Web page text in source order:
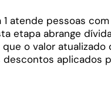
atende pessoas
etapa abrange
o valor atualizado
aplicados